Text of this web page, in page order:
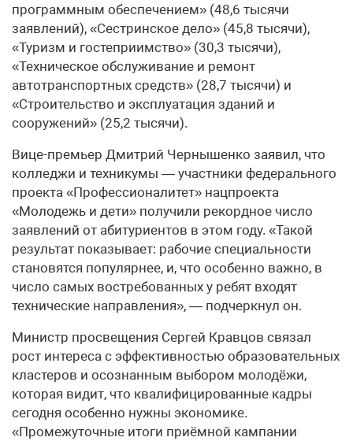
программным обеспечением» (48,6 тысячи
заявлений), «Сестринское дело» (45,8 тысячи),
«Туризм и гостеприимство» (30,3 тысячи),
«Техническое обслуживание и ремонт
автотранспортных средств» (28,7 тысячи) и
«Строительство и эксплуатация зданий и
сооружений» (25,2 тысячи).
Вице-премьер Дмитрий Чернышенко заявил, что
колледжи и техникумы — участники федерального
проекта «Профессионалитет» нацпроекта
«Молодежь и дети» получили рекордное число
заявлений от абитуриентов в этом году. «Такой
результат показывает: рабочие специальности
становятся популярнее, и, что особенно важно, в
число самых востребованных у ребят входят
технические направления», — подчеркнул он.
Министр просвещения Сергей Кравцов связал
рост интереса с эффективностью образовательных
кластеров и осознанным выбором молодёжи,
которая видит, что квалифицированные кадры
сегодня особенно нужны экономике.
«Промежуточные итоги приёмной кампании